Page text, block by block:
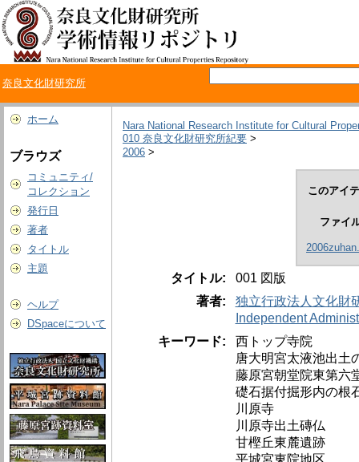
奈良文化財研究所
ホーム
ブラウズ
コミュニティ/
コレクション
発行日
著者
タイトル
主題
ヘルプ
DSpaceについて
Nara National Research Institute for Cultural
010 奈良文化財研究所紀要 >
2006 >
このアイ
ファイ
タイトル:
001 図版
著者:
独立行政法人文化財
Independent
キーワード:
西トップ寺院
唐大明宮太液池出土
藤原宮朝堂院東第六
礎石据付掘形内の根
川原寺
川原寺出土磚仏
甘樫丘東麓遺跡
平城宮東院地区